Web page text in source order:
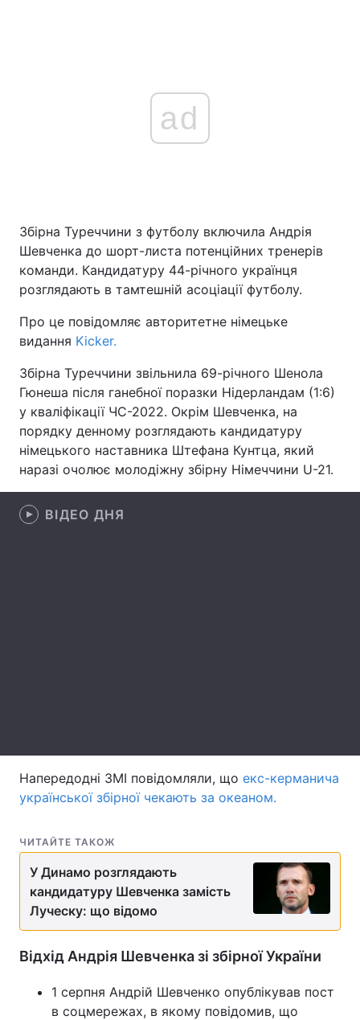
Головна Війна
Україна Політика
Економіка Світ
Техно і зв'язок Лайт
Зброя Інциденти
Здоров'я Туризм
Послуги
Тема оформлення
ad
Збірна Туреччини з футболу включила Андрія
Шевченка до шорт-листа потенційних тренерів
команди. Кандидатуру 44-річного українця
розглядають в тамтешній асоціації футболу.
Про це повідомляє авторитетне німецьке
видання Kicker.
Збірна Туреччини звільнила 69-річного Шенола
Гюнеша після ганебної поразки Нідерландам (1:6)
у кваліфікації ЧС-2022. Окрім Шевченка, на
порядку денному розглядають кандидатуру
німецького наставника Штефана Кунтца, який
наразі очолює молодіжну збірну Німеччини U-21.
ВІДЕО ДНЯ
Напередодні ЗМІ повідомляли, що екс-керманича
української збірної чекають за океаном.
ЧИТАЙТЕ ТАКОЖ
У Динамо розглядають
кандидатуру Шевченка замість
Луческу: що відомо
Відхід Андрія Шевченка зі збірної України
1 серпня Андрій Шевченко опублікував пост
в соцмережах, в якому повідомив, що